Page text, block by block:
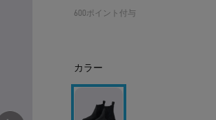
600ポイント付与
カラー